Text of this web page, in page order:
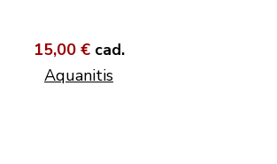
15,00 € cad.
Aquanitis